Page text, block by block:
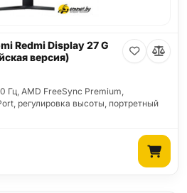
Redmi Display 27 G
версия)
Гц, AMD FreeSync Premium,
регулировка высоты, портретный